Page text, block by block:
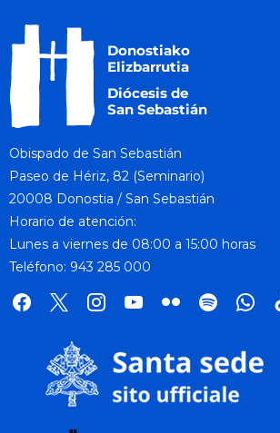
Obispado de San Sebastián
Paseo de Hériz, 82 (Seminario)
20008 Donostia / San Sebastián
Horario de atención:
Lunes a viernes de 08:00 a 15:00 horas
Teléfono: 943 285 000
facebook
x instagramyoutube
flickr spotify